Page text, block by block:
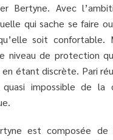
Bertyne. Avec
qui sache se faire
soit confortable.
niveau de protection
étant discrète. Pari
impossible de la
est composée